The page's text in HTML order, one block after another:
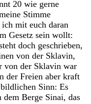
20 wie gerne
Stimme
ich mit euch daran
Gesetz sein wollt:
doch geschrieben,
von der Sklavin,
von der Sklavin war
der Freien aber kraft
bildlichen Sinn: Es
dem Berge Sinai, das